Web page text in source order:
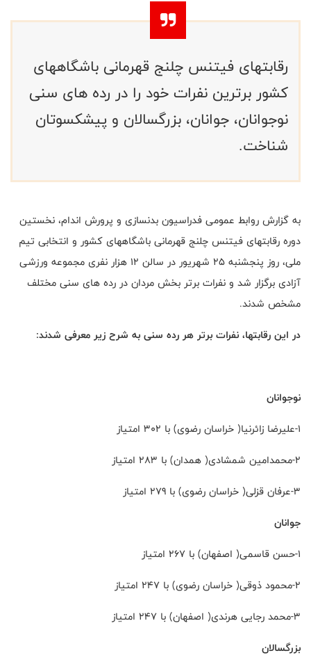
رقابتهای فیتنس چلنج قهرمانی باشگاههای
کشور برترین نفرات خود را در رده های سنی
نوجوانان، جوانان، بزرگسالان و پیشکسوتان
شناخت.
به گزارش روابط عمومی فدراسیون بدنسازی و پرورش اندام، نخستین
دوره رقابتهای فیتنس چلنج قهرمانی باشگاههای کشور و انتخابی تیم
ملی، روز پنجشنبه 25 شهریور در سالن 12 هزار نفری مجموعه ورزشی
آزادی برگزار شد و نفرات برتر بخش مردان در رده های سنی مختلف
مشخص شدند.
در این رقابتها، نفرات برتر هر رده سنی به شرح زیر معرفی شدند:
نوجوانان
1-علیرضا زائرنیا( خراسان رضوی) با 302 امتیاز
2-محمدامین شمشادی( همدان) با 283 امتیاز
3-عرفان قزلی( خراسان رضوی) با 279 امتیاز
جوانان
1-حسن قاسمی( اصفهان) با 267 امتیاز
2-محمود ذوقی( خراسان رضوی) با 247 امتیاز
3-محمد رجایی هرندی( اصفهان) با 247 امتیاز
بزرگسالان